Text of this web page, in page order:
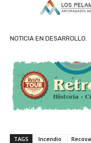
NOTICIA EN DESARROLLO.
TAGS Incendio Recova